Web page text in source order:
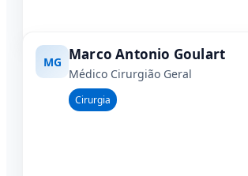
MG Marco Antonio Goulart
Médico Cirurgião Geral
Cirurgia